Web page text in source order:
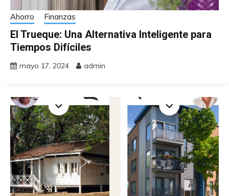
Ahorro Finanzas
El Trueque: Una Alternativa Inteligente para
Tiempos Difíciles
mayo 17, 2024 admin